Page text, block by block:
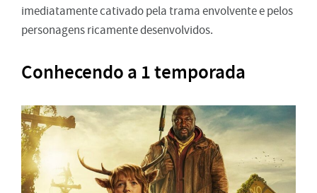
imediatamente cativado pela trama envolvente e pelos
personagens ricamente desenvolvidos.
Conhecendo a 1 temporada